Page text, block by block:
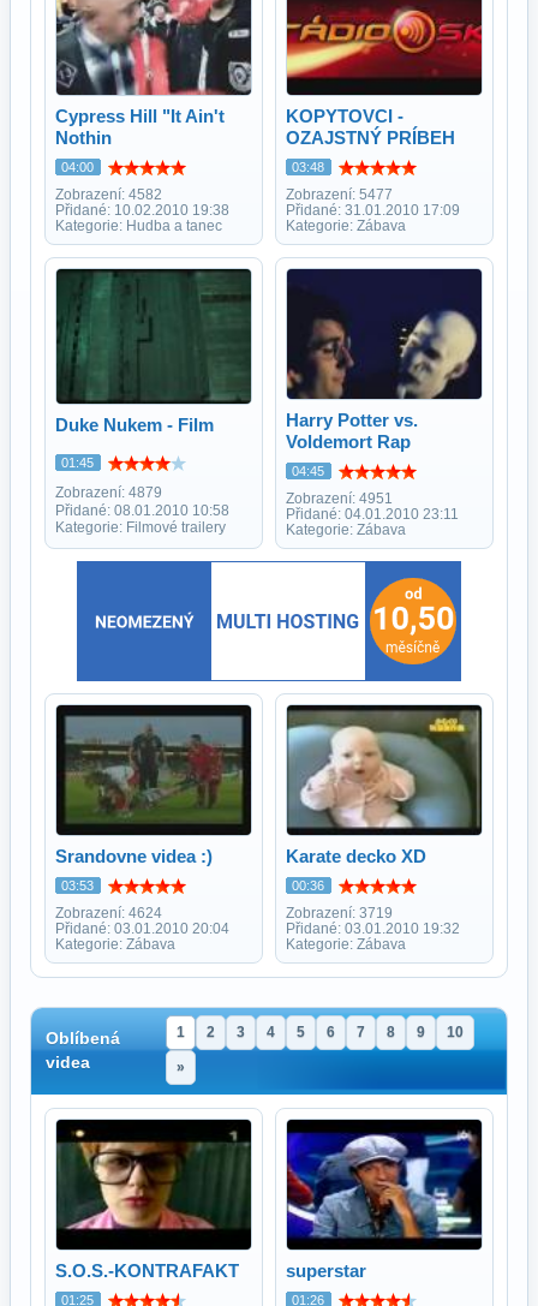
Cypress Hill "It Ain't
Nothin
04:00
Zobrazení: 4582
Přidané: 10.02.2010 19:38
Kategorie: Hudba a tanec
KOPYTOVCI -
OZAJSTNÝ PRÍBEH
03:48
Zobrazení: 5477
Přidané: 31.01.2010 17:09
Kategorie: Zábava
Duke Nukem - Film
01:45
Zobrazení: 4879
Přidané: 08.01.2010 10:58
Kategorie: Filmové trailery
Harry Potter vs.
Voldemort Rap
04:45
Zobrazení: 4951
Přidané: 04.01.2010 23:11
Kategorie: Zábava
Srandovne videa :)
03:53
Zobrazení: 4624
Přidané: 03.01.2010 20:04
Kategorie: Zábava
Karate decko XD
00:36
Zobrazení: 3719
Přidané: 03.01.2010 19:32
Kategorie: Zábava
Oblíbená
videa
1 2 3 4 5 6 7 8 9 10
»
S.O.S.-KONTRAFAKT
01:25
superstar
01:26